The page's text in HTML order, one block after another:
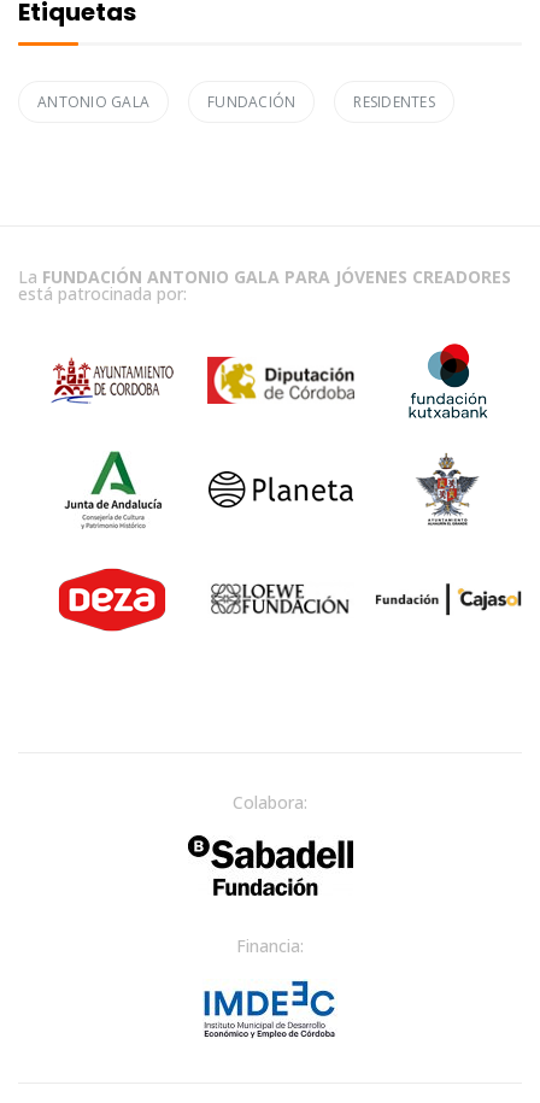
Etiquetas
ANTONIO GALA FUNDACIÓN RESIDENTES
La FUNDACIÓN ANTONIO GALA PARA JÓVENES CREADORES
está patrocinada por:
Colabora:
Financia: